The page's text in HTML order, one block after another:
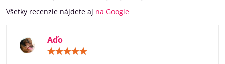
Všetky recenzie nájdete aj na Google
Aďo